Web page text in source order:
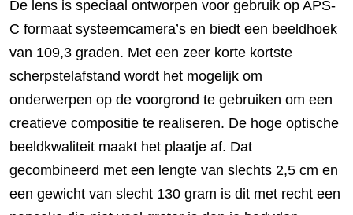
De lens is speciaal ontworpen voor gebruik op APS-
C formaat systeemcamera’s en biedt een beeldhoek
van 109,3 graden. Met een zeer korte kortste
scherpstelafstand wordt het mogelijk om
onderwerpen op de voorgrond te gebruiken om een
creatieve compositie te realiseren. De hoge optische
beeldkwaliteit maakt het plaatje af. Dat
gecombineerd met een lengte van slechts 2,5 cm en
een gewicht van slecht 130 gram is dit met recht een